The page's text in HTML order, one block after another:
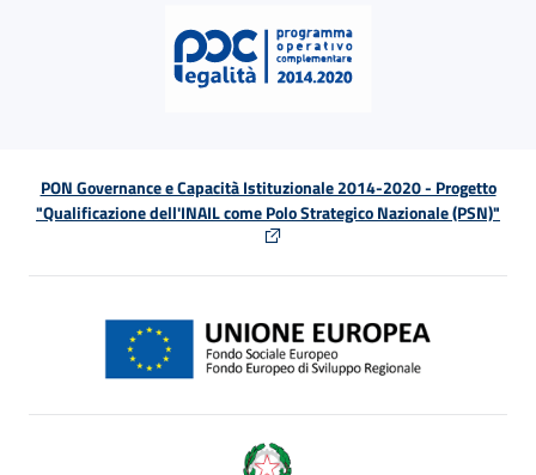
PON Governance e Capacità Istituzionale 2014-2020 - Progetto
"Qualificazione dell'INAIL come Polo Strategico Nazionale (PSN)"